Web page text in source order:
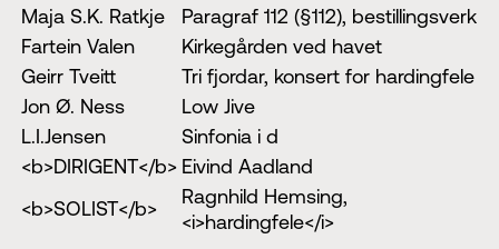
Maja S.K. Ratkje
Paragraf 112 (§112), bestillingsverk
Fartein Valen
Kirkegården ved havet
Geirr Tveitt
Tri fjordar, konsert for hardingfele
Jon Ø. Ness
Low Jive
L.I.Jensen
Sinfonia i d
<b>DIRIGENT</b> Eivind Aadland
<b>SOLIST</b>
Ragnhild Hemsing,
<i>hardingfele</i>